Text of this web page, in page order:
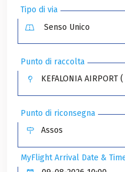
Tipo di via
Punto di raccolta
KEFALONIA AIRPORT (
Punto di riconsegna
Assos
MyFlight Arrival Date &